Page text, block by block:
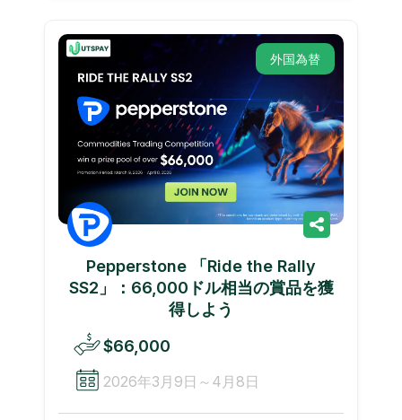
外国為替
Pepperstone 「Ride the Rally
SS2」：66,000ドル相当の賞品を獲
得しよう
$66,000
2026年3月9日～4月8日